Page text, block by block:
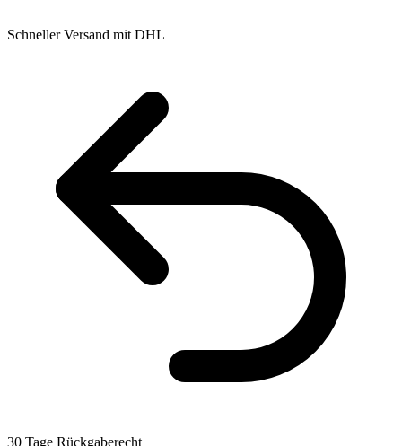
Schneller Versand mit DHL
30 Tage Rückgaberecht